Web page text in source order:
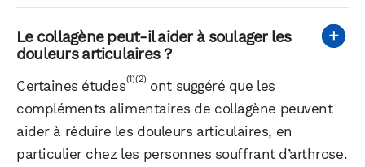
Le collagène peut-il aider à soulager les
douleurs articulaires ?
Certaines études(1)(2) ont suggéré que les
compléments alimentaires de collagène peuvent
aider à réduire les douleurs articulaires, en
particulier chez les personnes souffrant d’arthrose.